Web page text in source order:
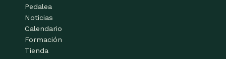
Pedalea
Noticias
Calendario
Formación
Tienda